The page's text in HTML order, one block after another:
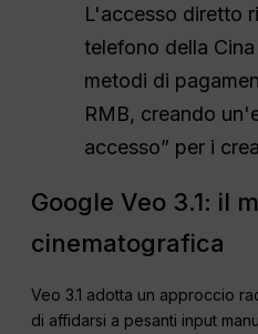
L'accesso diretto
telefono della
metodi di
RMB, creando
accesso” per i
Google Veo 3.1: il
cinematografica
Veo 3.1 adotta un approccio
di affidarsi a pesanti input